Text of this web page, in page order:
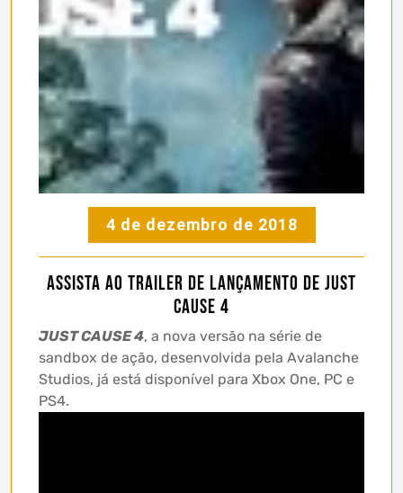
4 de dezembro de 2018
Assista ao trailer de lançamento de Just
Cause 4
JUST CAUSE 4, a nova versão na série de
sandbox de ação, desenvolvida pela Avalanche
Studios, já está disponível para Xbox One, PC e
PS4.